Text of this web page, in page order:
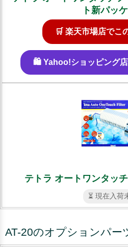
ト新パッ
🛒 楽天市場店でこ
🛍️ Yahoo!ショッピング
テトラ オートワンタッ
⏳ 現在入荷
AT-20のオプションパー